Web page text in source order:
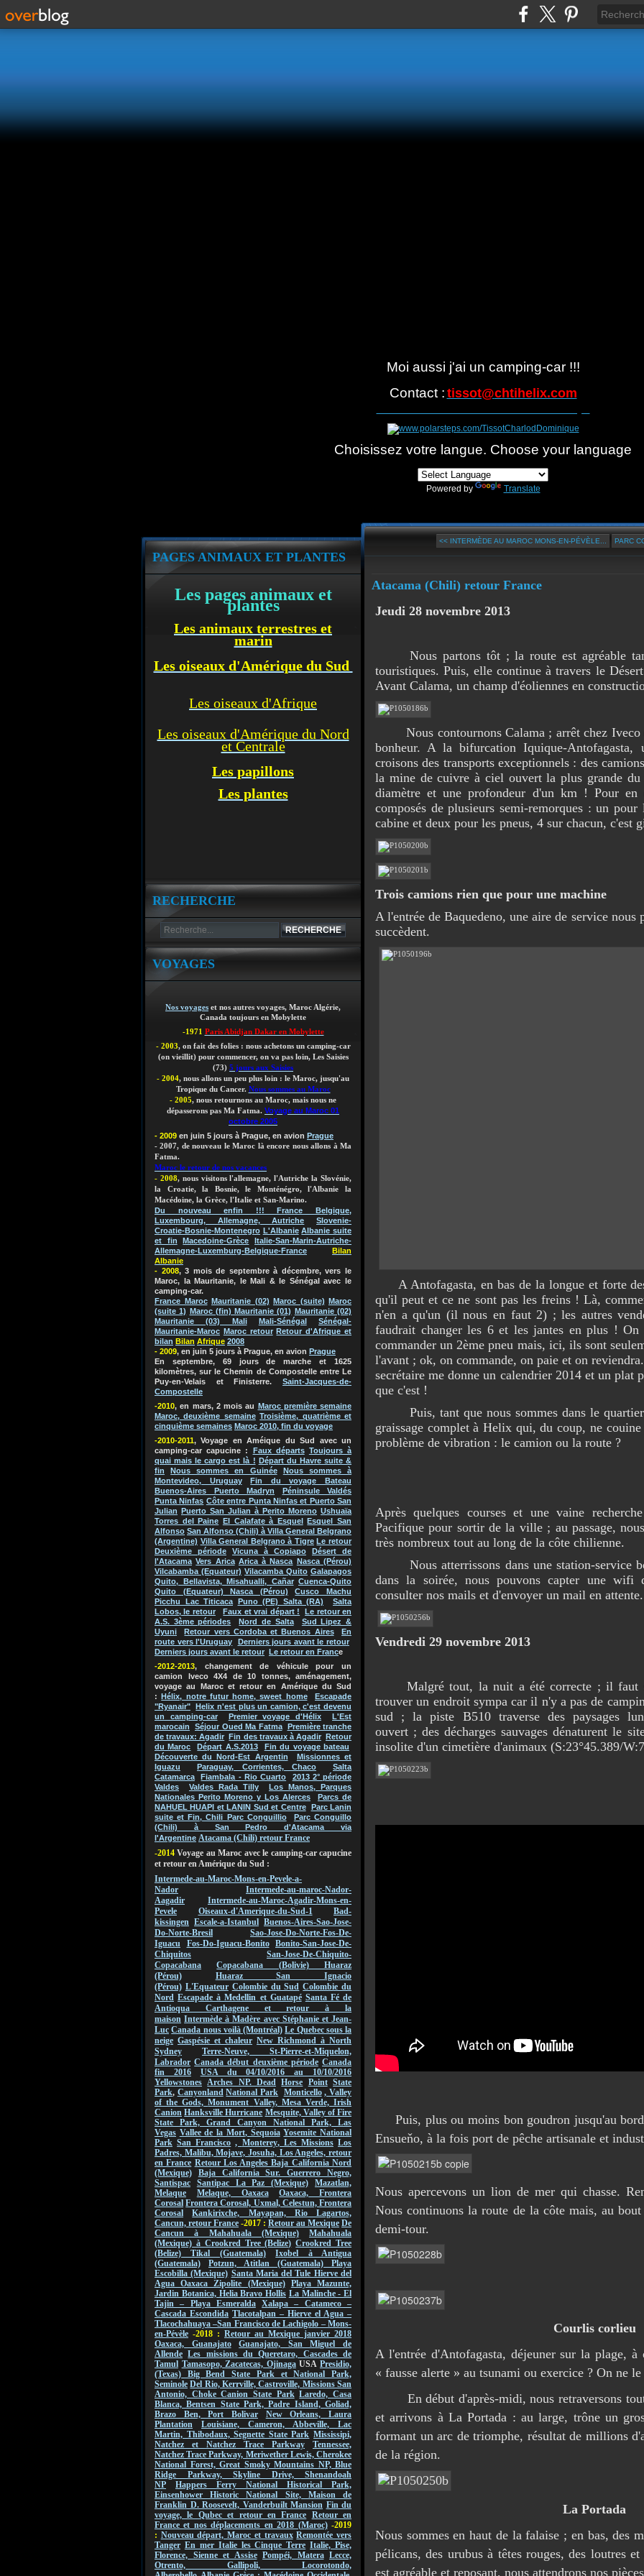
Moi aussi j'ai un camping-car !!!
Contact : tissot@chtihelix.com
Choisissez votre langue. Choose your language
Powered by Translate
PAGES ANIMAUX ET PLANTES
Les pages animaux et
plantes
Les animaux terrestres et
marin
Les oiseaux d'Amérique du Sud
Les oiseaux d'Afrique
Les oiseaux d'Amérique du Nord
et Centrale
Les papillons
Les plantes
RECHERCHE
VOYAGES
Nos voyages et nos autres voyages, Maroc Algérie,
Canada toujours en Mobylette
-1971 Paris Abidjan Dakar en Mobylette
- 2003, on fait des folies : nous achetons un camping-car
(on vieillit) pour commencer, on va pas loin, Les Saisies
(73) 5 jours aux Saisies
- 2004, nous allons un peu plus loin : le Maroc, jusqu'au
Tropique du Cancer. Nous sommes au Maroc
- 2005, nous retournons au Maroc, mais nous ne
dépasserons pas Ma Fatma. Voyage au Maroc 01
octobre 2005
- 2009 en juin 5 jours à Prague, en avion Prague
- 2007, de nouveau le Maroc là encore nous allons à Ma
Fatma.
Maroc le retour de nos vacances
- 2008, nous visitons l'allemagne, l'Autriche la Slovénie,
la Croatie, la Bosnie, le Monténégro, l'Albanie la
Macédoine, la Grèce, l'Italie et San-Marino.
Du nouveau enfin !!! France Belgique,
Luxembourg, Allemagne, Autriche
Slovenie-
Croatie-Bosnie-Montenegro L'Albanie Albanie suite
et fin
Macedoine-Grèce
Italie-San-Marin-Autriche-
Allemagne-Luxemburg-Belgique-France
Bilan
Albanie
- 2008, 3 mois de septembre à décembre, vers le
Maroc, la Mauritanie, le Mali & le Sénégal avec le
camping-car.
France Maroc
Mauritanie (02) Maroc (suite)
Maroc
(suite 1)
Maroc (fin) Mauritanie (01)
Mauritanie (02)
Mauritanie (03) Mali
Mali-Sénégal
Sénégal-
Mauritanie-Maroc Maroc retour Retour d'Afrique et
bilan Bilan Afrique 2008
- 2009, en juin 5 jours à Prague, en avion Prague
En septembre, 69 jours de marche et 1625
kilomètres, sur le Chemin de Compostelle entre Le
Puy-en-Velais et Finisterre. Saint-Jacques-de-
Compostelle
-2010, en mars, 2 mois au Marocpremière semaine
Maroc, deuxième semaine Troisième, quatrième et
cinquième semaines Maroc 2010, fin du voyage
-2010-2011, Voyage en Améique du Sud avec un
camping-car capucine : Faux départs Toujours à
quai mais le cargo est là ! Départ du Havre suite &
fin
Nous sommes en Guinée
Nous sommes à
Montevideo, Uruguay
Fin du voyage Bateau
Buenos-Aires Puerto Madryn
Péninsule Valdés
Punta Ninfas Côte entre Punta Ninfas et Puerto San
Julian
Puerto San Julian à Perito Moreno Ushuaïa
Torres del Paine
El Calafate à Esquel
Esquel San
Alfonso San Alfonso (Chili) à Villa General Belgrano
(Argentine) Villa General Belgrano à Tigre Le retour
Deuxième période
Vicuna à Copiapo
Désert de
l'Atacama Vers Arica Arica à Nasca
Nasca (Pérou)
Vilcabamba (Equateur) Vilacamba Quito Galapagos
Quito, Bellavista, Misahualli, Cañar Cuenca-Quito
Quito (Equateur) Nasca (Pérou)
Cusco Machu
Picchu Lac Titicaca
Puno (PE) Salta (RA)
Salta
Lobos, le retour
Faux et vrai départ !
Le retour en
A.S. 3ème périodes
Nord de Salta
Sud Lipez &
Uyuni
Retour vers Cordoba et Buenos Aires
En
route vers l'Uruguay
Derniers jours avant le retour
Derniers jours avant le retour
Le retour en France
-2012-2013, changement de véhicule pour un
camion Iveco 4X4 de 10 tonnes, aménagement,
voyage au Maroc et retour en Amérique du Sud
:
Hélix, notre futur home, sweet home
Escapade
"Ryanair"
Helix n'est plus un camion, c'est devenu
un camping-car
Premier voyage d'Hélix
L'Est
marocain
Séjour Oued Ma Fatma
Première tranche
de travaux: Agadir
Fin des travaux à Agadir
Retour
du Maroc
Départ A.S.2013
Fin du voyage bateau
Découverte du Nord-Est Argentin
Missionnes et
Iguazu
Paraguay, Corrientes, Chaco
Salta
Catamarca
Fiambala - Rio Cuarto
2013 2° période
Valdes
Valdes Rada Tilly
Los Manos, Parques
Nationales Perito Moreno y Los Alerces
Parcs de
NAHUEL HUAPI et LANIN Sud et Centre
Parc Lanin
suite et Fin, Chili Parc Conguillio
Parc Conguillo
(Chili) à San Pedro d'Atacama via
l'Argentine Atacama (Chili) retour France
-2014 Voyage au Maroc avec le camping-car capucine
et retour en Amérique du Sud :
Intermede-au-Maroc-Mons-en-Pevele-a-
Nador
Intermede-au-maroc-Nador-
Aagadir
Intermede-au-Maroc-Agadir-Mons-en-
Pevele
Oiseaux-d'Amerique-du-Sud-1
Bad-
kissingen Escale-a-Istanbul Buenos-Aires-Sao-Jose-
Do-Norte-Bresil
Sao-Jose-Do-Norte-Fos-De-
Iguacu
Fos-Do-Iguacu-Bonito
Bonito-San-Jose-De-
Chiquitos
San-Jose-De-Chiquito-
Copacabana
Copacabana (Bolivie) Huaraz
(Pérou)
Huaraz San Ignacio
(Pérou) L'Equateur Colombie du Sud Colombie du
Nord Escapade à Medellin et Guatapé Santa Fé de
Antioqua Carthagene et retour à la
maison Intermède à Madère avec Stéphanie et Jean-
Luc Canada nous voilà (Montréal) Le Quebec sous la
neige Gaspésie et chaleur New Richmond à North
Sydney
Terre-Neuve, St-Pierre-et-Miquelon,
Labrador Canada début deuxième période Canada
fin 2016
USA du 04/10/2016 au 10/10/2016
Yellowstones Arches NP.Dead Horse Point State
Park, Canyonland National Park Monticello , Valley
of the Gods,Monument Valley,Mesa Verde, Irish
Canion Hanksville Hurricane Mesquite, Valley of Fire
State Park, Grand Canyon National Park, Las
Vegas Vallee dela Mort,Sequoia Yosemite National
Park San Francisco , Monterey, Les Missions Los
Padres, Malibu, Mojave, Josuha, Los Angeles, retour
en France Retour Los Angeles Baja California Nord
(Mexique)
Baja California Sur. Guerrero Negro,
Santispac
Santipac La Paz (Mexique)
Mazatlan,
Melaque
Melaque, Oaxaca
Oaxaca, Frontera
Corosal Frontera Corosal, Uxmal, Celestun, Frontera
Corosal
Kankirixche, Mayapan, Rio Lagartos,
Cancun, retour France -2017 : Retour au Mexique De
Cancun à Mahahuala (Mexique)
Mahahuala
(Mexique) à Crookred Tree (Belize) Crookred Tree
(Belize) Tikal (Guatemala)
Ixobel à Antigua
(Guatemala)
Potzun, Atitlan (Guatemala) Playa
Escobilla (Mexique) Santa Maria del Tule Hierve del
Agua Oaxaca Zipolite (Mexique) Playa Mazunte,
Jardin Botanica, Helia Bravo Hollis La Malinche - El
Tajin – Playa Esmeralda Xalapa – Catameco –
Cascada Escondida Tlacotalpan – Hierve el Agua –
Tlacochahuaya –San Francisco de Lachigolo – Mons-
en-Pévèle -2018 : Retour au Mexique janvier 2018
Oaxaca, Guanajato
Guanajato, San Miguel de
Allende Les missions du Queretaro, Cascades de
Tamul Tamasopo, Zacatecas, OjinagaUSAPresidio,
(Texas) Big Bend State Park et National Park,
Seminole Del Rio, Kerrville, Castroville, Missions San
Antonio, Choke Canion State Park Laredo, Casa
Blanca, Bentsen State Park, Padre Island, Goliad,
Brazo Ben, Port Bolivar
New Orleans, Laura
Plantation
Louisiane, Cameron, Abbeville, Lac
Martin, Thibodaux, Segnette State Park Mississipi,
Natchez et Natchez Trace Parkway
Tennessee,
Natchez Trace Parkway, Meriwether Lewis, Cherokee
National Forest, Great Smoky Mountains NP, Blue
Ridge Parkway, Skyline Drive, Shenandoah
NP
Happers Ferry National Historical Park,
Einsenhower Historic National Site, Maison de
Franklin D. Roosevelt, Vanderbuilt Mansion Fin du
voyage, le Qubec et retour en France Retour en
France et nos déplacements en 2018 (Maroc) -2019
: Nouveau départ, Maroc et travaux Remontée vers
Tanger En mer Italie les Cinque Terre Italie, Pise,
Florence, Sienne et Assise Pompéi, Matera Lecce,
Otrento, Gallipoli, Locorotondo,
<< INTERMÈDE AU MAROC MONS-EN-PÉVÈLE... PARC
Atacama (Chili) retour France
Jeudi 28 novembre 2013
Nous partons tôt ; la route est agréable
touristiques. Puis, elle continue à travers le
Avant Calama, un champ d'éoliennes en
Nous contournons Calama ; arrêt chez Iveco
bonheur. A la bifurcation Iquique-
croisons des transports exceptionnels : des
la mine de cuivre à ciel ouvert la plus grande
diamètre et une profondeur d'un km ! Pour
composés de plusieurs semi-remorques : un
cabine et deux pour les pneus, 4 sur chacun, c'est
Trois camions rien que pour une machine
A l'entrée de Baquedeno, une aire de service nous
succèdent.
A Antofagasta, en bas de la longue et forte
qu'il peut et ce ne sont pas les freins ! Là,
n'en a qu'un (il nous en faut 2) ; les autres
faudrait changer les 6 et les jantes en plus !
commander un 2ème pneu mais, ici, ils sont
l'avant ; ok, on commande, on paie et on
secrétaire me donne un calendrier 2014 et un plat
que c'est !
Puis, tant que nous sommes dans le quartier
graissage complet à Helix qui, du coup, ne
problème de vibration : le camion ou la route ?
Après quelques courses et une vaine
Pacifique pour sortir de la ville ; au passage,
très nombreux tout au long de la côte chilienne.
Nous atterrissons dans une station-service
dans la soirée, nous pouvons capter une wifi
consulter nos mails et d'envoyer un mail en attente.
Vendredi 29 novembre 2013
Malgré tout, la nuit a été correcte ; il faut
trouver un endroit sympa car il n'y a pas de
sud ; la piste B510 traverse des paysages
ouvert ; des décharges sauvages dénaturent le
insolite d'un cimetière d'animaux (S:23°45.389/
Puis, plus ou moins bon goudron jusqu'au
Ensueňo, à la fois port de pêche artisanale et
Nous apercevons un lion de mer qui chasse.
Nous continuons la route de la côte mais, au
demi-tour.
Courlis corlieu
A l'entrée d'Antofagasta, déjeuner sur la plage,
« fausse alerte » au tsunami ou exercice ? On ne
En début d'après-midi, nous retraversons tout
et arrivons à La Portada : au large, trône un
formant un arc de triomphe, résultat de millions
de la région.
La Portada
Nous sommes en haut de la falaise ; en bas, des
pélicans, des urubus à têtes rouges, des loutres
est agréable et reposant, nous attendrons nos